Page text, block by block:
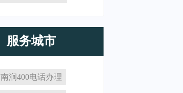
服务城市
南涧400电话办理